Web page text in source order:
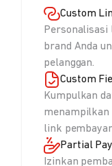
Custom
Personalisasi
brand Anda
pelanggan.
Custom
Kumpulkan
menampilkan
link
Partial
Izinkan